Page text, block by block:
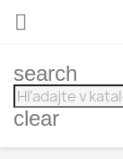

search
clear